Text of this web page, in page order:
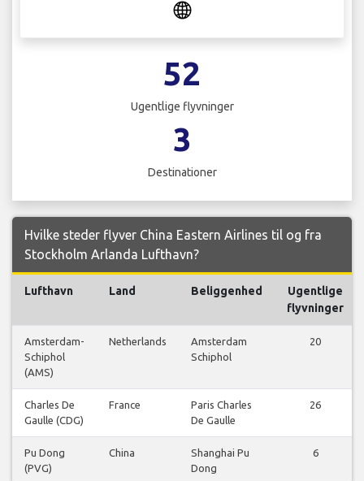
52
Ugentlige flyvninger
3
Destinationer
Hvilke steder flyver China Eastern Airlines til og fra
Stockholm Arlanda Lufthavn?
Lufthavn Land Beliggenhed
Ugentlige
flyvninger
Amsterdam-
Schiphol
(AMS)
Netherlands
Amsterdam
Schiphol
20
Charles De
Gaulle (CDG)
France
Paris Charles
De Gaulle
26
Pu Dong
(PVG)
China
Shanghai Pu
Dong
6